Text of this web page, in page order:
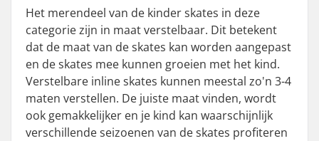
Het merendeel van de kinder skates in deze
categorie zijn in maat verstelbaar. Dit betekent
dat de maat van de skates kan worden aangepast
en de skates mee kunnen groeien met het kind.
Verstelbare inline skates kunnen meestal zo'n 3-4
maten verstellen. De juiste maat vinden, wordt
ook gemakkelijker en je kind kan waarschijnlijk
verschillende seizoenen van de skates profiteren